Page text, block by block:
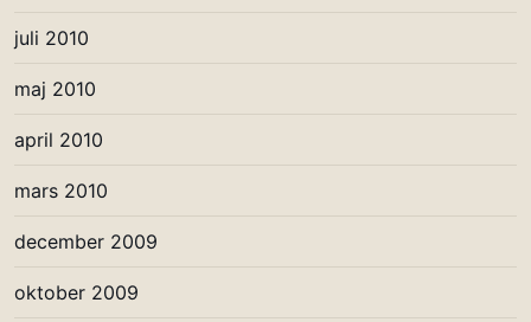
juli 2010
maj 2010
april 2010
mars 2010
december 2009
oktober 2009